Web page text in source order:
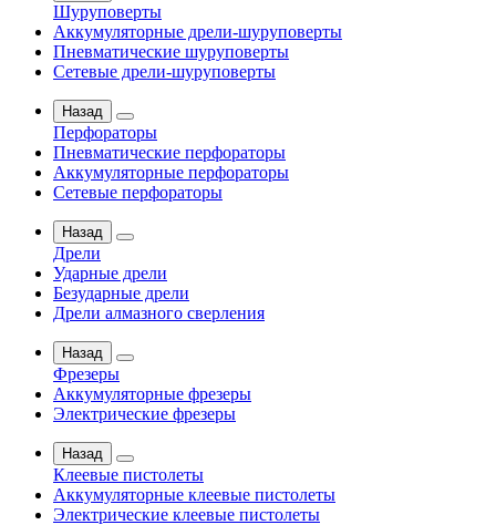
Шуруповерты
Аккумуляторные дрели-шуруповерты
Пневматические шуруповерты
Сетевые дрели-шуруповерты
Назад
Перфораторы
Пневматические перфораторы
Аккумуляторные перфораторы
Сетевые перфораторы
Назад
Дрели
Ударные дрели
Безударные дрели
Дрели алмазного сверления
Назад
Фрезеры
Аккумуляторные фрезеры
Электрические фрезеры
Назад
Клеевые пистолеты
Аккумуляторные клеевые пистолеты
Электрические клеевые пистолеты